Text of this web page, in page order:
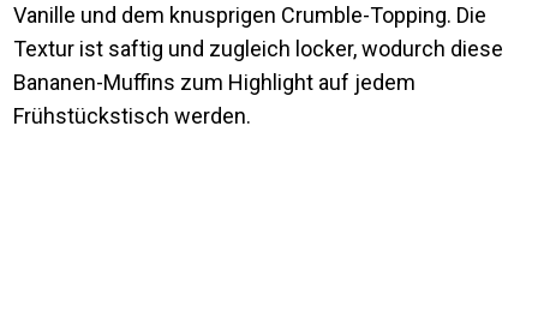
Vanille und dem knusprigen Crumble-Topping. Die
Textur ist saftig und zugleich locker, wodurch diese
Bananen-Muffins zum Highlight auf jedem
Frühstückstisch werden.